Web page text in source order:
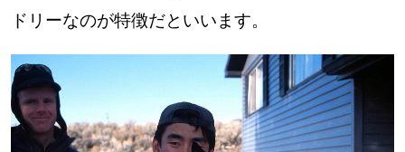
【いろんな価値観や生き方に触れたい】
Sitakke編集部 IKU
【暮らしの知恵を身につけたい】
【まったり楽しみたい】 札幌市
ドリーなのが特徴だといいます。